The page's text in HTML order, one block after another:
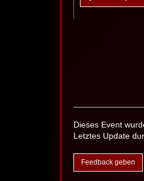
Dieses Event
Letztes Update
Feedback geben